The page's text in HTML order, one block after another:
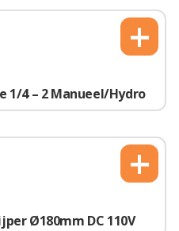
1/4 – 2 Manueel/Hydro
+
Ø180mm DC 110V
+